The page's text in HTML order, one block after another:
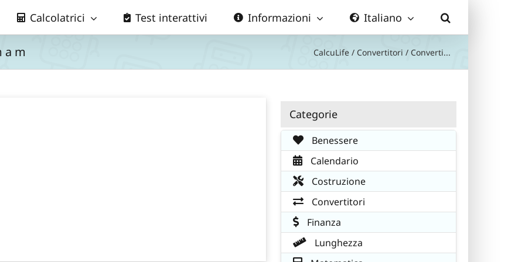
Calcolatrici Test interattivi Informazioni Italiano
a m CalcuLife / Convertitori / Converti...
Categorie
Benessere
Calendario
Costruzione
Convertitori
Finanza
Lunghezza